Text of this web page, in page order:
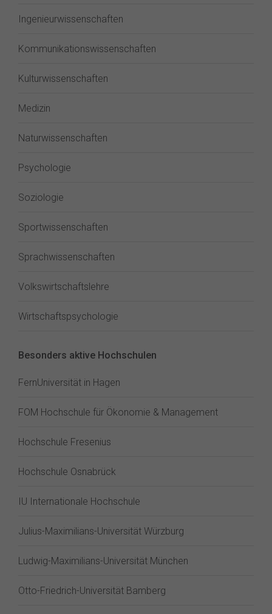
Ingenieurwissenschaften
Kommunikationswissenschaften
Kulturwissenschaften
Medizin
Naturwissenschaften
Psychologie
Soziologie
Sportwissenschaften
Sprachwissenschaften
Volkswirtschaftslehre
Wirtschaftspsychologie
Besonders aktive Hochschulen
FernUniversität in Hagen
FOM Hochschule für Ökonomie & Management
Hochschule Fresenius
Hochschule Osnabrück
IU Internationale Hochschule
Julius-Maximilians-Universität Würzburg
Ludwig-Maximilians-Universität München
Otto-Friedrich-Universität Bamberg